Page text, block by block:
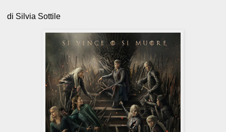
di Silvia Sottile